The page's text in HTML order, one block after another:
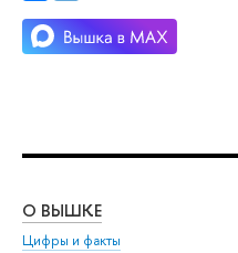
О ВЫШКЕ
Цифры и факты